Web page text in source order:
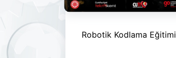
Robotik Kodlama Eğitimi